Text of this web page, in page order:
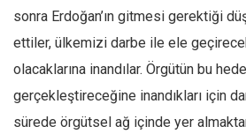
sonra Erdoğan’ın gitmesi gerektiği
ettiler, ülkemizi darbe ile ele
olacaklarına inandılar. Örgütün bu
gerçekleştireceğine inandıkları için
sürede örgütsel ağ içinde yer